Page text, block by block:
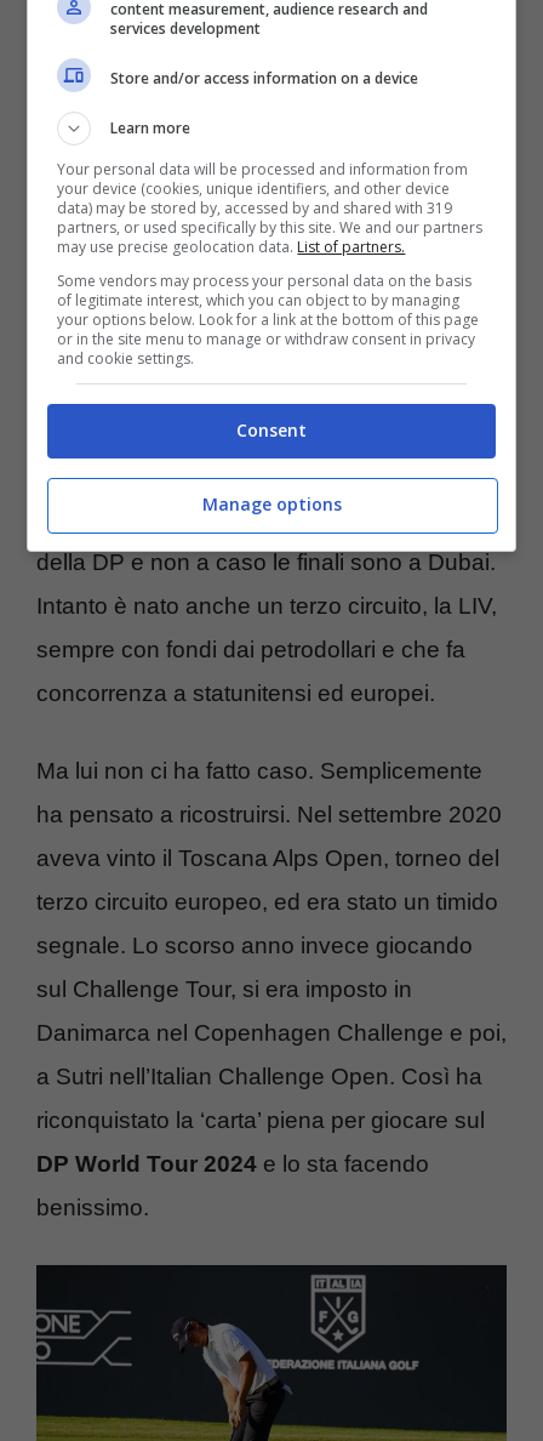
mancavano gli strumenti per tenere alta
l’attenzione, fuori e dentro il campo, e il suo
gioco ne ha risentito.
Manassero da sogno, una
rinascita durata 10 anni:
così è tornato grande
Oggi che ha 30 anni,Matteo è rinato, come
una Fenice. Mentre lui era via, o meglio non
riusciva più a riemergere, è cambiato tutto. Il
circuito europeo è sponsorizzato dagli arabi
della DP e non a caso le finali sono a Dubai.
Intanto è nato anche un terzo circuito, la LIV,
sempre con fondi dai petrodollari e che fa
concorrenza a statunitensi ed europei.
Ma lui non ci ha fatto caso. Semplicemente
ha pensato a ricostruirsi. Nel settembre 2020
aveva vinto il Toscana Alps Open, torneo del
terzo circuito europeo, ed era stato un timido
segnale. Lo scorso anno invece giocando
sul Challenge Tour, si era imposto in
Danimarca nel Copenhagen Challenge e poi,
a Sutri nell’Italian Challenge Open. Così ha
riconquistato la ‘carta’ piena per giocare sul
DP World Tour 2024 e lo sta facendo
benissimo.
content measurement, audience research and
services development
Store and/or access information on a device
Learn more
Your personal data will be processed and information from
your device (cookies, unique identifiers, and other device
data) may be stored by, accessed by and shared with 319
partners, or used specifically by this site. We and our partners
may use precise geolocation data. List of partners.
Some vendors may process your personal data on the basis
of legitimate interest, which you can object to by managing
your options below. Look for a link at the bottom of this page
or in the site menu to manage or withdraw consent in privacy
and cookie settings.
Consent
Manage options